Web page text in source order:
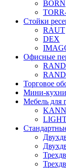
BORN
Стойки
RAUT
DEX
Офисные
RAND
Торговое
Мини-кухни
Мебель для
KANN